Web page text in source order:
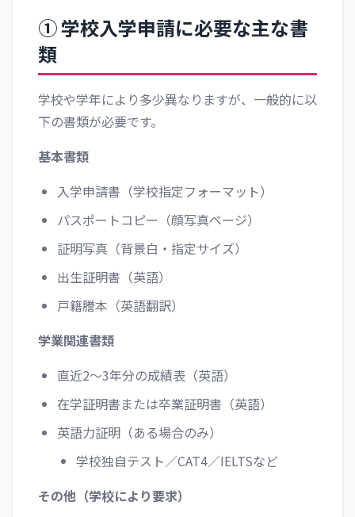
① 学校入学申請に必要な主な書
類
学校や学年により多少異なりますが、一般的に以
下の書類が必要です。
基本書類
入学申請書（学校指定フォーマット）
パスポートコピー（顔写真ページ）
証明写真（背景白・指定サイズ）
出生証明書（英語）
戸籍謄本（英語翻訳）
学業関連書類
直近2〜3年分の成績表（英語）
在学証明書または卒業証明書（英語）
英語力証明（ある場合のみ）
学校独自テスト／CAT4／IELTSなど
その他（学校により要求）